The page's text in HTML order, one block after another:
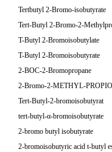
Tertbutyl 2-Bromo-isobutyrate
Tert-Butyl 2-Bromo-2-
T-Butyl 2-Bromoisobutylate
T-Butyl 2-Bromoisobutyrate
2-BOC-2-Bromopropane
2-Bromo-2-METHYL-
Tert-Butyl-2-bromoisobutyrat
tert-butyl-α-bromoisobutyrate
2-bromo butyl isobutyrate
2-bromoisobutyric acid t-butyl